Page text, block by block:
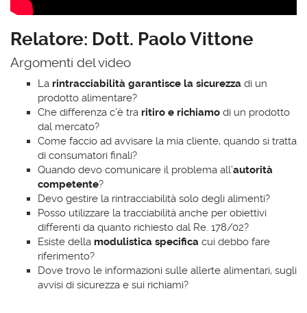
Relatore: Dott. Paolo Vittone
Argomenti del video
La rintracciabilità garantisce la sicurezza di un
prodotto alimentare?
Che differenza c’è tra ritiro e richiamo di un prodotto
dal mercato?
Come faccio ad avvisare la mia cliente, quando si tratta
di consumatori finali?
Quando devo comunicare il problema all’autorità
competente?
Devo gestire la rintracciabilità solo degli alimenti?
Posso utilizzare la tracciabilità anche per obiettivi
differenti da quanto richiesto dal Re. 178/02?
Esiste della modulistica specifica cui debbo fare
riferimento?
Dove trovo le informazioni sulle allerte alimentari, sugli
avvisi di sicurezza e sui richiami?